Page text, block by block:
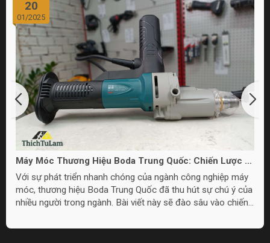
20
01/2025
Máy Móc Thương Hiệu Boda Trung Quốc: Chiến Lược và
Chất Lượng
Với sự phát triển nhanh chóng của ngành công nghiệp máy
móc, thương hiệu Boda Trung Quốc đã thu hút sự chú ý của
nhiều người trong ngành. Bài viết này sẽ đào sâu vào chiến
Trung Quốc.